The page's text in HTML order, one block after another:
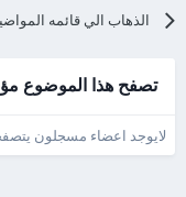
الذهاب الي قائمه
تصفح هذا الموضوع
لايوجد اعضاء مسجلون